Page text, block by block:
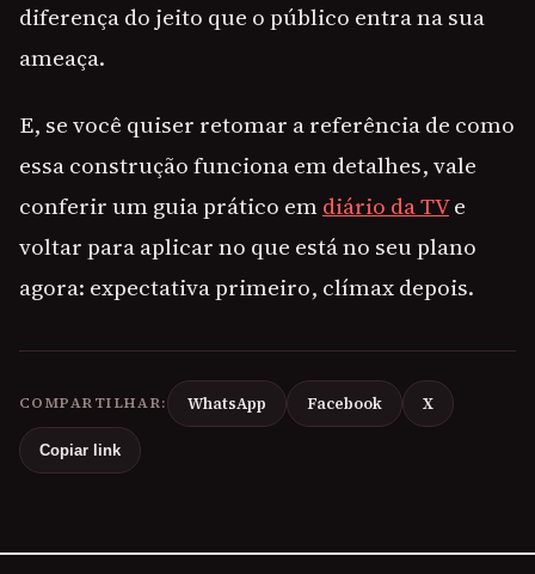
diferença do jeito que o público entra na sua
ameaça.
E, se você quiser retomar a referência de como
essa construção funciona em detalhes, vale
conferir um guia prático emdiário da TVe
voltar para aplicar no que está no seu plano
agora: expectativa primeiro, clímax depois.
COMPARTILHAR: WhatsApp Facebook X
Copiar link